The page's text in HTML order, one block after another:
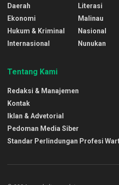
Daerah
Ekonomi
Hukum & Kriminal
Internasional
Literasi
Malinau
Nasional
Nunukan
Tentang Kami
Redaksi & Manajemen
Kontak
Iklan & Advetorial
Pedoman Media Siber
Standar Perlindungan Profesi